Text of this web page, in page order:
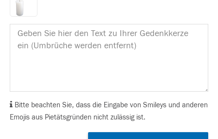
Bitte beachten Sie, dass die Eingabe von Smileys und anderen
Emojis aus Pietätsgründen nicht zulässig ist.